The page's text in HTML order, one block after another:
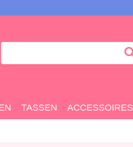
TASSEN ACCESSOIRES